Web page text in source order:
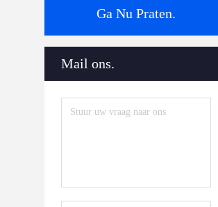
Ga Nu Praten.
Mail ons.